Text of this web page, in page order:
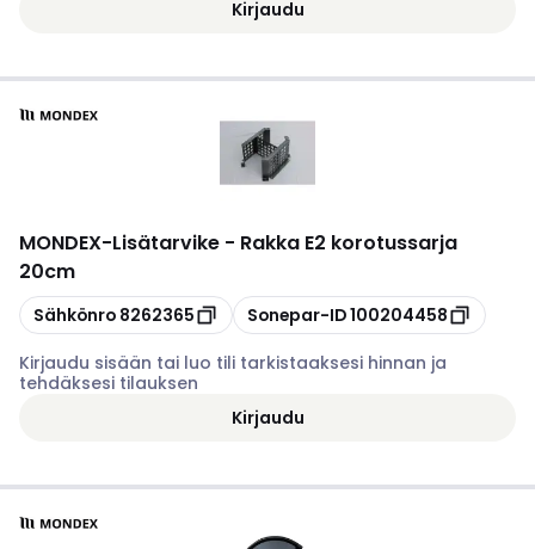
Kirjaudu
MONDEX-Lisätarvike - Rakka E2 korotussarja
20cm
Kopioi
Sähkönro 8262365 Kopioi
Sonepar-ID100204458
Kirjaudu sisään tai luo tili tarkistaaksesi hinnan ja
tehdäksesi tilauksen
Kirjaudu